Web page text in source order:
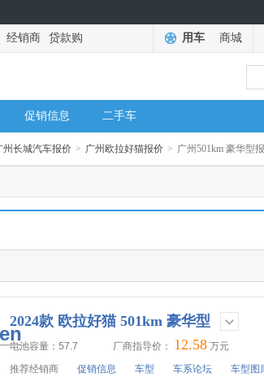
经销商 贷款购 用车 商城
促销信息 二手车
州长城汽车报价 > 广州欧拉好猫报价 > 广州501km 豪华型
2024款 欧拉好猫 501km 豪华型
电池容量：57.7 厂商指导价： 12.58 万元
推荐经销商
促销信息 车型 车系论坛 车型图